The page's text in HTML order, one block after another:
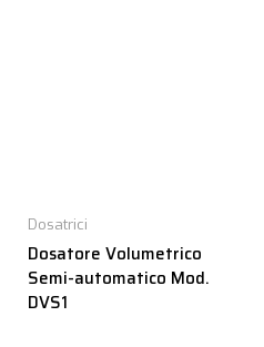
Dosatrici
Dosatore Volumetrico
Semi-automatico Mod.
DVS1